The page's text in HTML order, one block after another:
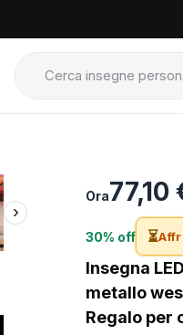
›
Ora77,10
30% off ⏳
Insegna
metallo
Regalo per